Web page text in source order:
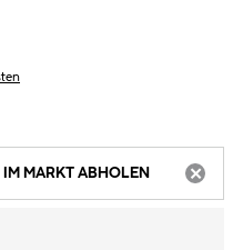
IM MARKT ABHOLEN